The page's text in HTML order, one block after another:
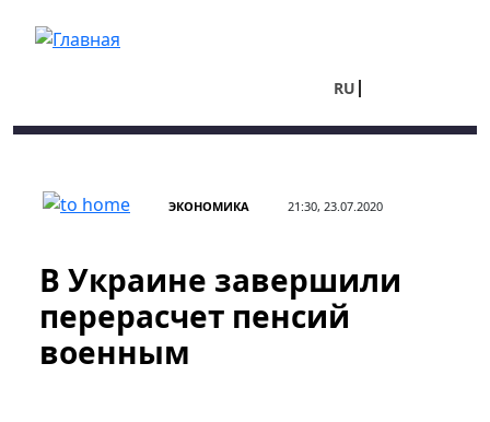
RU
ЭКОНОМИКА 21:30, 23.07.2020
В Украине завершили
перерасчет пенсий
военным